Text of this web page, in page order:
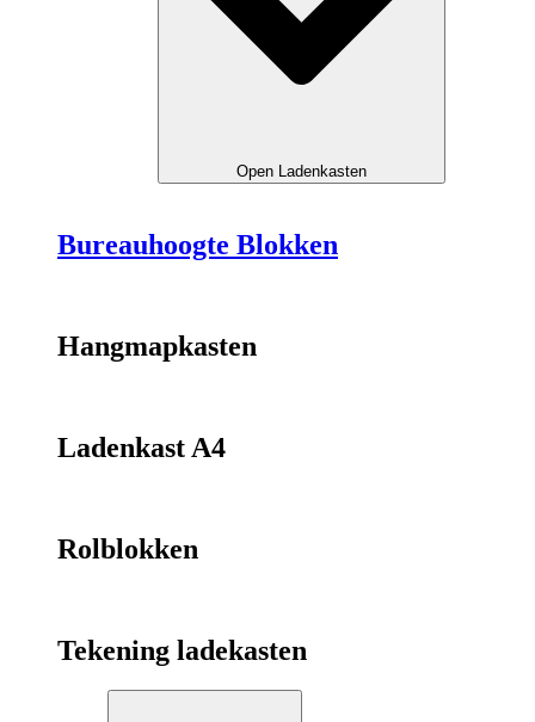
Open Ladenkasten
Bureauhoogte Blokken
Hangmapkasten
Ladenkast A4
Rolblokken
Tekening ladekasten